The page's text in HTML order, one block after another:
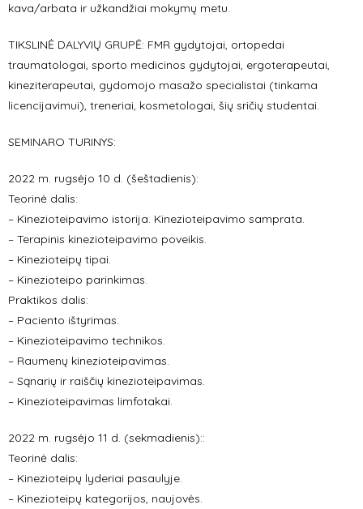
kava/arbata ir užkandžiai mokymų metu.
TIKSLINĖ DALYVIŲ GRUPĖ: FMR gydytojai, ortopedai
traumatologai, sporto medicinos gydytojai, ergoterapeutai,
kineziterapeutai, gydomojo masažo specialistai (tinkama
licencijavimui), treneriai, kosmetologai, šių sričių studentai.
SEMINARO TURINYS:
2022 m. rugsėjo 10 d. (šeštadienis):
Teorinė dalis:
– Kinezioteipavimo istorija. Kinezioteipavimo samprata.
– Terapinis kinezioteipavimo poveikis.
– Kinezioteipų tipai.
– Kinezioteipo parinkimas.
Praktikos dalis:
– Paciento ištyrimas.
– Kinezioteipavimo technikos.
– Raumenų kinezioteipavimas.
– Sąnarių ir raiščių kinezioteipavimas.
– Kinezioteipavimas limfotakai.
2022 m. rugsėjo 11 d. (sekmadienis)::
Teorinė dalis:
– Kinezioteipų lyderiai pasaulyje.
– Kinezioteipų kategorijos, naujovės.